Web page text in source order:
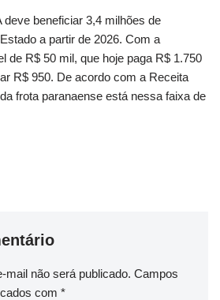
deve beneficiar 3,4 milhões de
a partir de 2026. Com a
de R$ 50 mil, que hoje paga R$ 1.750
R$ 950. De acordo com a Receita
frota paranaense está nessa faixa de
mail não será publicado. Campos
com *